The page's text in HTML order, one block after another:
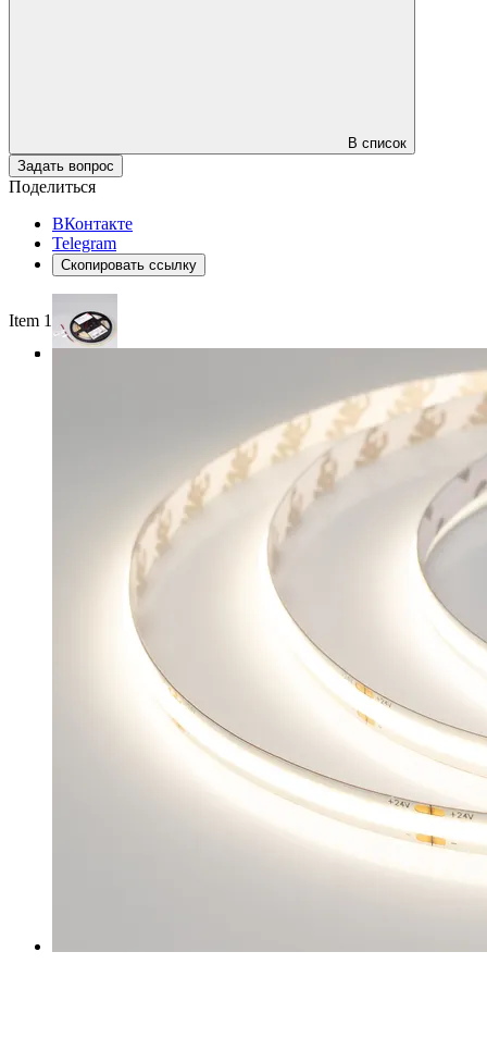
В список
Задать вопрос
Поделиться
ВКонтакте
Telegram
Скопировать ссылку
Item 1 of 3